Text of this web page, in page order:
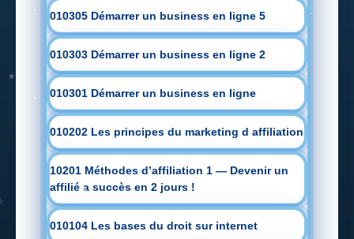
010305 Démarrer un business en ligne 5
010303 Démarrer un business en ligne 2
010301 Démarrer un business en ligne
010202 Les principes du marketing d affiliation
10201 Méthodes d’affiliation 1 — Devenir un
affilié a succès en 2 jours !
010104 Les bases du droit sur internet